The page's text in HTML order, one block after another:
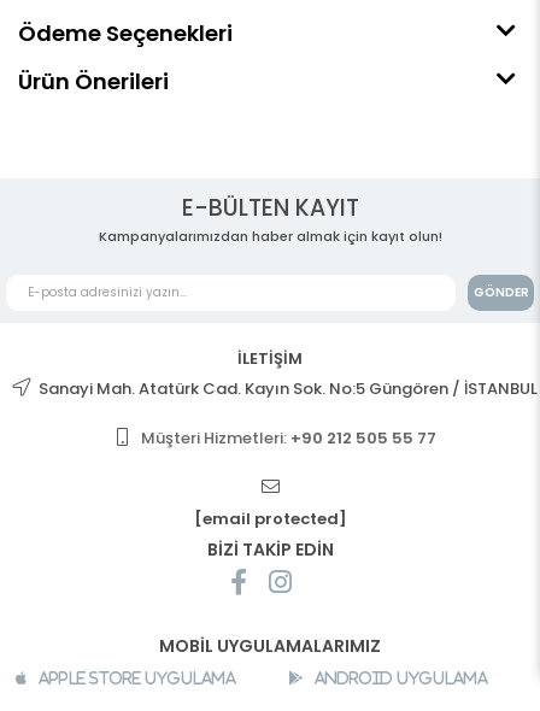
Ödeme Seçenekleri
Ürün Önerileri
E-BÜLTEN KAYIT
Kampanyalarımızdan haber almak için kayıt olun!
GÖNDER
İLETİŞİM
Sanayi Mah. Atatürk Cad. Kayın Sok. No:5 Güngören / İSTANBUL
Müşteri Hizmetleri: +90 212 505 55 77
[email protected]
BİZİ TAKİP EDİN
MOBİL UYGULAMALARIMIZ
Apple Store Uygulama Android Uygulama